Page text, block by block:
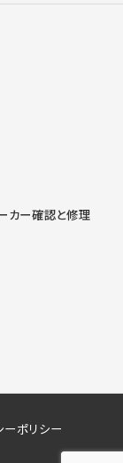
カー確認と修理
ーポリシー